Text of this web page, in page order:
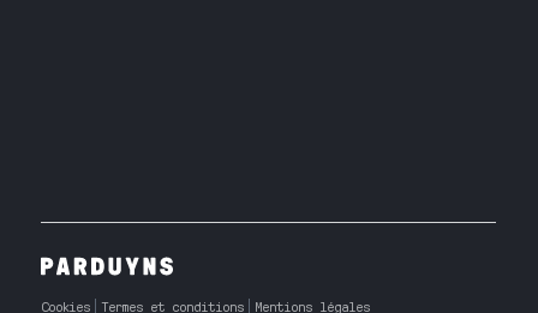
Cookies Termes et conditions Mentions légales